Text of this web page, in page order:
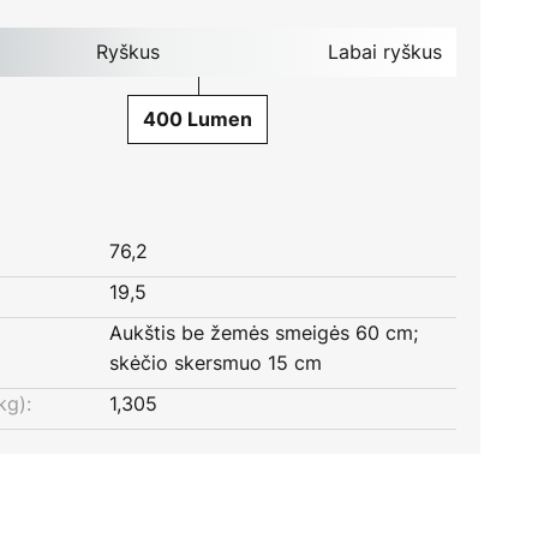
Ryškus Labai ryškus
400 Lumen
76,2
19,5
Aukštis be žemės smeigės 60 cm;
skėčio skersmuo 15 cm
1,305